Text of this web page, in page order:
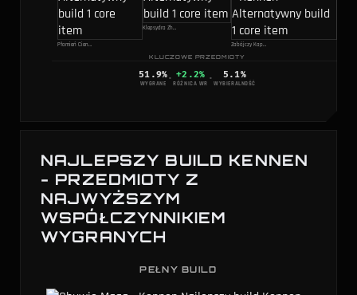
Płomień Cienia
Klepsydra Zhonyi
Zabójczy Kapelusz Rabadona
KLUCZOWE PRZEDMIOTY
51.9%
WYGRANE · +2.2%
RÓŻNICA WR · 5.1%
WYBIERALNOŚĆ
NAJLEPSZY BUILD KENNEN
- PRZEDMIOTY Z
NAJWYŻSZYM
WSPÓŁCZYNNIKIEM
WYGRANYCH
PEŁNY BUILD